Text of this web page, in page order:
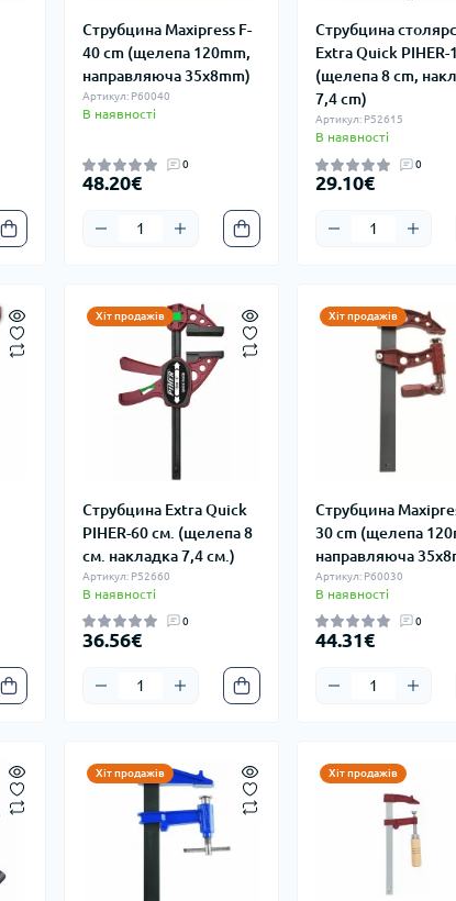
Струбцина Maxipress F-
40 cm (щелепа 120mm,
направляюча 35x8mm)
Артикул: P60040
В наявності
0
48.20€
Струбцина
Extra Quick PIHER-
(щелепа 8 cm,
7,4 cm)
Артикул: P52615
В наявності
0
29.10€
Хіт продажів
Струбцина Extra Quick
PIHER-60 см. (щелепа 8
см. накладка 7,4 см.)
Артикул: P52660
В наявності
0
36.56€
Хіт продажів
Струбцина
30 cm (щелепа
направляюча
Артикул: P60030
В наявності
0
44.31€
Хіт продажів Хіт продажів